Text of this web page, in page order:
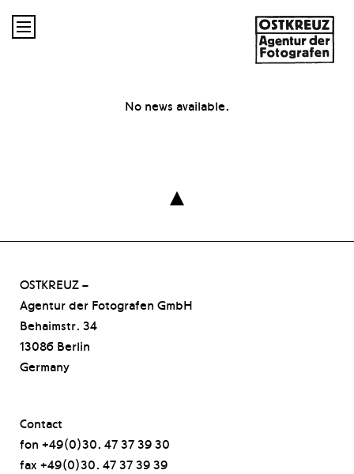

No news available.

OSTKREUZ –
Agentur der Fotografen GmbH
Behaimstr. 34
13086 Berlin
Germany
Contact
fon +49(0)30. 47 37 39 30
fax +49(0)30. 47 37 39 39